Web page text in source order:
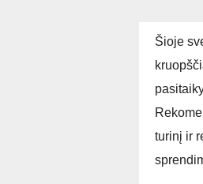
Šioje
turinį ir